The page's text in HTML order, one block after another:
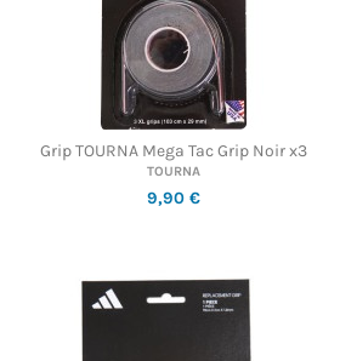
Grip TOURNA Mega Tac Grip Noir x3
TOURNA
9,90 €